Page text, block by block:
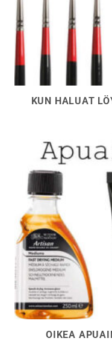
KUN HALUAT
OIKEA